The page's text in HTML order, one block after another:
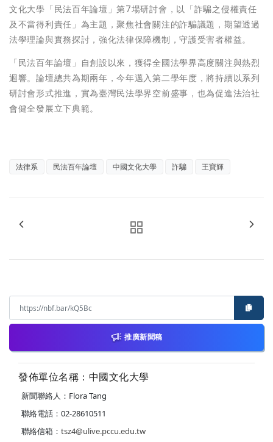
文化大學「民法百年論壇」第7場研討會，以「詐騙之侵權責任
及不當得利責任」為主題，聚焦社會關注的詐騙議題，期望透過
法學理論與實務探討，強化法律保障機制，守護受害者權益。
「民法百年論壇」自創設以來，獲得全國法學界高度關注與熱烈
迴響。論壇總共為期兩年，今年邁入第二學年度，將持續以系列
研討會形式推進，實為臺灣民法學界空前盛事，也為促進法治社
會健全發展立下典範。
法律系 民法百年論壇 中國文化大學 詐騙 王寶輝
推廣新聞稿
發佈單位名稱：中國文化大學
新聞聯絡人：Flora Tang
聯絡電話：02-28610511
聯絡信箱： tsz4@ulive.pccu.edu.tw